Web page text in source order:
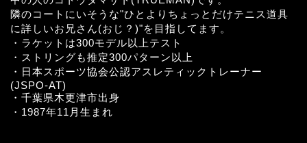
隣のコートにいそうな"ひとよりちょっとだけテニス道具
に詳しいお兄さん(おじ？)"を目指してます。
・ラケットは300モデル以上テスト
・ストリングも推定300パターン以上
・日本スポーツ協会公認アスレティックトレーナー
(JSPO-AT)
・千葉県木更津市出身
・1987年11月生まれ